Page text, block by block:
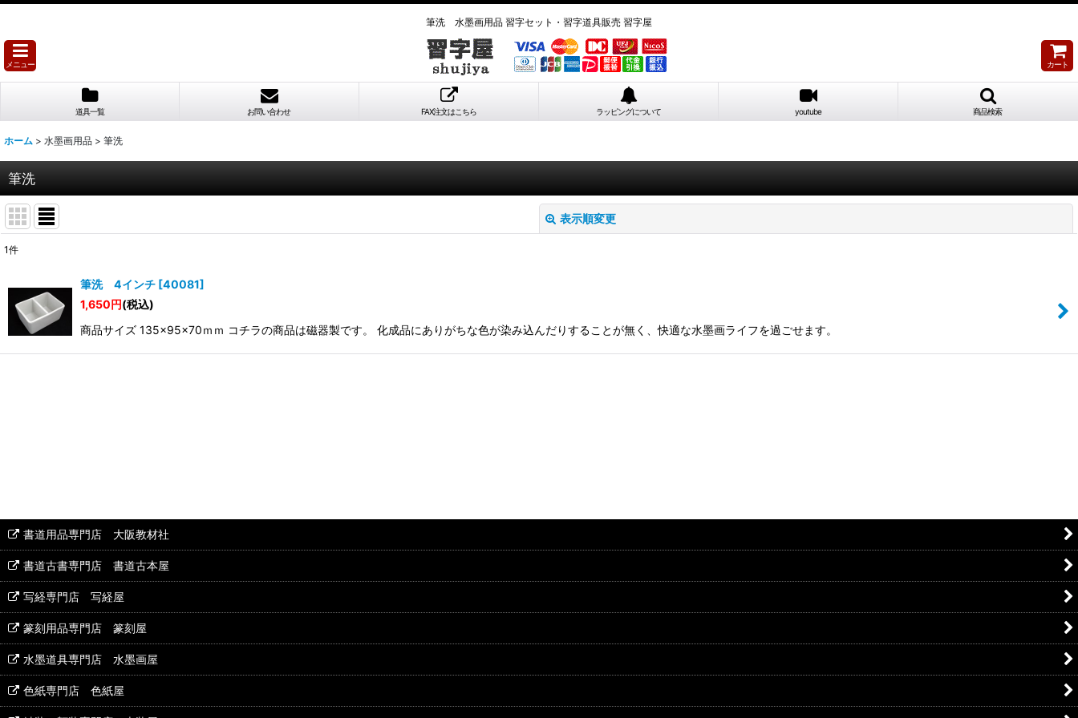
筆洗 水墨画用品 習字セット・習字道具販売 習字屋
メニュー カート
道具一覧 お問い合わせ FAX注文はこちら ラッピングについて youtube 商品検索
ホーム > 水墨画用品 > 筆洗
筆洗
表示順変更
並び順:
絞り込む
1件
筆洗 4インチ [40081]
1,650円(税込)
商品サイズ 135×95×70ｍｍ コチラの商品は磁器製です。 化成品にありがちな色が染み込んだりすることが無く、快適な水墨画ライフを過ごせます。
書道用品専門店 大阪教材社
書道古書専門店 書道古本屋
写経専門店 写経屋
篆刻用品専門店 篆刻屋
水墨道具専門店 水墨画屋
色紙専門店 色紙屋